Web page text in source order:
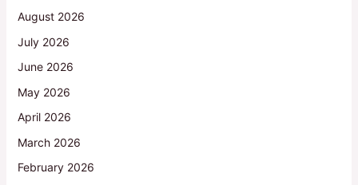
August 2026
July 2026
June 2026
May 2026
April 2026
March 2026
February 2026